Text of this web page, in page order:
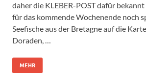
daher die KLEBER-POST dafür
für das kommende Wochenende noch
Seefische aus der Bretagne auf die
Doraden, …
MEHR